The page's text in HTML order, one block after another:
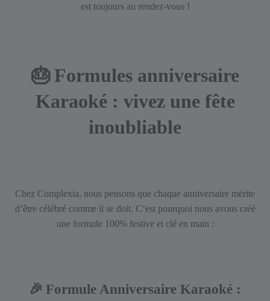
est toujours au rendez-vous !
🎂Formules anniversaire
Karaoké : vivez une fête
inoubliable
Chez Complexia, nous pensons que chaque anniversaire mérite
d’être célébré comme il se doit. C’est pourquoi nous avons créé
une formule 100% festive et clé en main :
🎉 Formule Anniversaire Karaoké :